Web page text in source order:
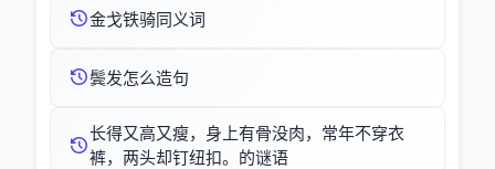
金戈铁骑同义词
鬓发怎么造句
长得又高又瘦，身上有骨没肉，常年不穿衣
裤，两头却钉纽扣。的谜语